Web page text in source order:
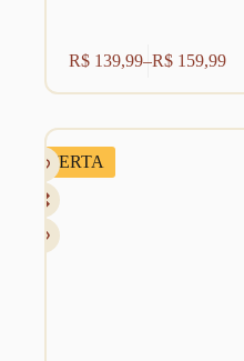
R$ 139,99–R$ 159,99
Faixa
de
R$ 139,99
produto
tem
variantes.
As
opções
podem
ser
escolhidas
OFERTA